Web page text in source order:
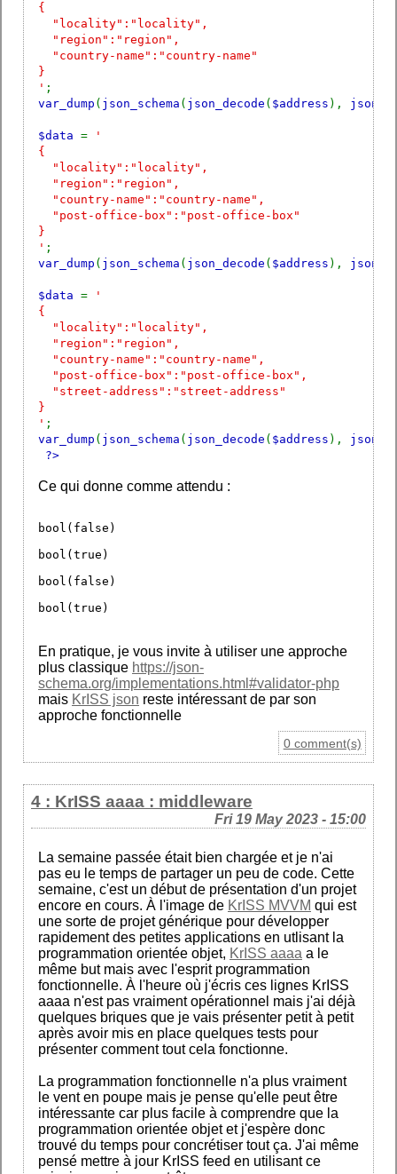
{
"locality":"locality",
"region":"region",
"country-name":"country-name"
}
' ;
var_dump ( json_schema ( json_decode ( $address ),
$data =
'
{
"locality":"locality",
"region":"region",
"country-name":"country-name",
"post-office-box":"post-office-box"
}
' ;
var_dump ( json_schema ( json_decode ( $address ),
$data =
'
{
"locality":"locality",
"region":"region",
"country-name":"country-name",
"post-office-box":"post-office-box",
"street-address":"street-address"
}
' ;
var_dump ( json_schema ( json_decode ( $address ),
?>
Ce qui donne comme attendu :
bool(false)
bool(true)
bool(false)
bool(true)
En pratique, je vous invite à utiliser une approche
plus classique https://json-
schema.org/implementations.html#validator-php
mais KrISS json reste intéressant de par son
approche fonctionnelle
0 comment(s)
4 : KrISS aaaa : middleware
Fri 19 May 2023 - 15:00
La semaine passée était bien chargée et je n'ai
pas eu le temps de partager un peu de code. Cette
semaine, c'est un début de présentation d'un projet
encore en cours. À l'image de KrISS MVVM qui est
une sorte de projet générique pour développer
rapidement des petites applications en utlisant la
programmation orientée objet, KrISS aaaa a le
même but mais avec l'esprit programmation
fonctionnelle. À l'heure où j'écris ces lignes KrISS
aaaa n'est pas vraiment opérationnel mais j'ai déjà
quelques briques que je vais présenter petit à petit
après avoir mis en place quelques tests pour
présenter comment tout cela fonctionne.
La programmation fonctionnelle n'a plus vraiment
le vent en poupe mais je pense qu'elle peut être
intéressante car plus facile à comprendre que la
programmation orientée objet et j'espère donc
trouvé du temps pour concrétiser tout ça. J'ai même
pensé mettre à jour KrISS feed en utilisant ce